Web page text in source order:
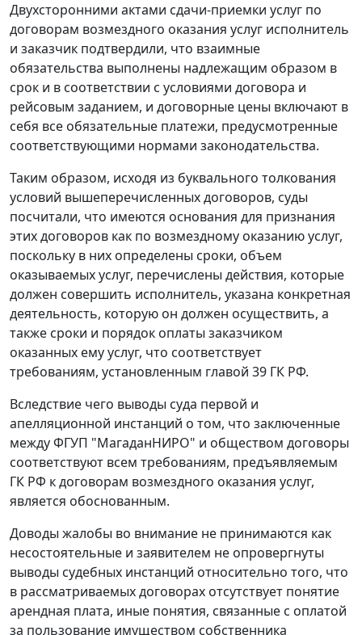
Двухсторонними актами сдачи-приемки услуг по
договорам возмездного оказания услуг исполнитель
и заказчик подтвердили, что взаимные
обязательства выполнены надлежащим образом в
срок и в соответствии с условиями договора и
рейсовым заданием, и договорные цены включают в
себя все обязательные платежи, предусмотренные
соответствующими нормами законодательства.
Таким образом, исходя из буквального толкования
условий вышеперечисленных договоров, суды
посчитали, что имеются основания для признания
этих договоров как по возмездному оказанию услуг,
поскольку в них определены сроки, объем
оказываемых услуг, перечислены действия, которые
должен совершить исполнитель, указана конкретная
деятельность, которую он должен осуществить, а
также сроки и порядок оплаты заказчиком
оказанных ему услуг, что соответствует
требованиям, установленным главой 39 ГК РФ.
Вследствие чего выводы суда первой и
апелляционной инстанций о том, что заключенные
между ФГУП "МагаданНИРО" и обществом договоры
соответствуют всем требованиям, предъявляемым
ГК РФ к договорам возмездного оказания услуг,
является обоснованным.
Доводы жалобы во внимание не принимаются как
несостоятельные и заявителем не опровергнуты
выводы судебных инстанций относительно того, что
в рассматриваемых договорах отсутствует понятие
арендная плата, иные понятия, связанные с оплатой
за пользование имуществом собственника